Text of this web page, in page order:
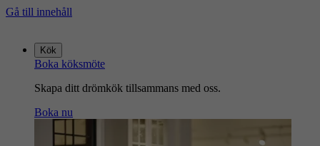
Gå till innehåll
startsidan
Kök
Boka köksmöte
Skapa ditt drömkök tillsammans med oss.
Boka nu